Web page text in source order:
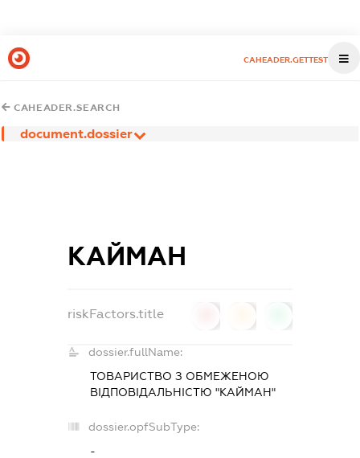
CAHEADER.GETTEST
CAHEADER.SEARCH
document.dossier
КАЙМАН
riskFactors.title
dossier.fullName:
ТОВАРИСТВО З ОБМЕЖЕНОЮ
ВІДПОВІДАЛЬНІСТЮ "КАЙМАН"
dossier.opfSubType:
-